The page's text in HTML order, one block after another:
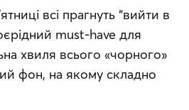
всі прагнуть “вийти в
must-have для
хвиля всього «чорного»
фон, на якому складно